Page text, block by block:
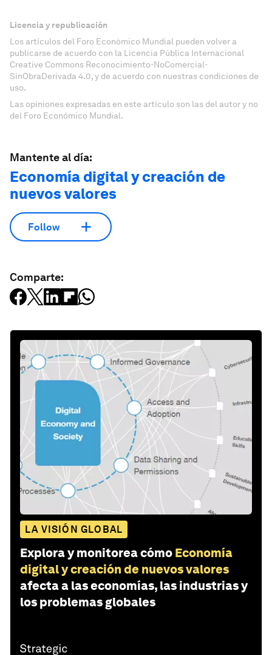
Licencia y republicación
Los artículos del Foro Económico Mundial pueden volver a
publicarse de acuerdo con la Licencia Pública Internacional
Creative Commons Reconocimiento-NoComercial-
SinObraDerivada 4.0, y de acuerdo con nuestras condiciones de
uso.
Las opiniones expresadas en este artículo son las del autor y no
del Foro Económico Mundial.
Mantente al día:
Economía digital y creación de
nuevos valores
Follow
Comparte:
LA VISIÓN GLOBAL
Explora y monitorea cómo Economía
digital y creación de nuevos valores
afecta a las economías, las industrias y
los problemas globales